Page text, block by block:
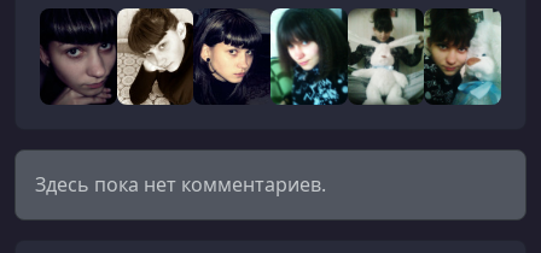
Здесь пока нет комментариев.